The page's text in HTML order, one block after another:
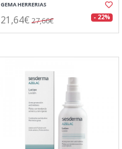
GEMA HERRERIAS
21,64€ 27,66€ - 22%